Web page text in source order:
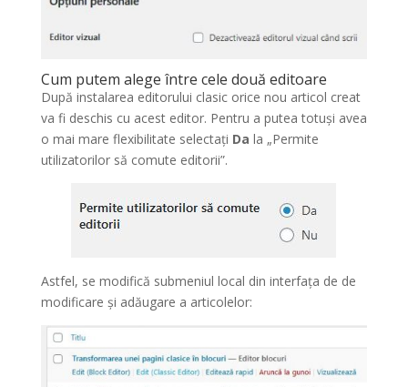
Cum putem alege între cele două editoare
După instalarea editorului clasic orice nou articol creat
va fi deschis cu acest editor. Pentru a putea totuși avea
o mai mare flexibilitate selectați Da la „Permite
utilizatorilor să comute editorii”.
Astfel, se modifică submeniul local din interfața de de
modificare și adăugare a articolelor: